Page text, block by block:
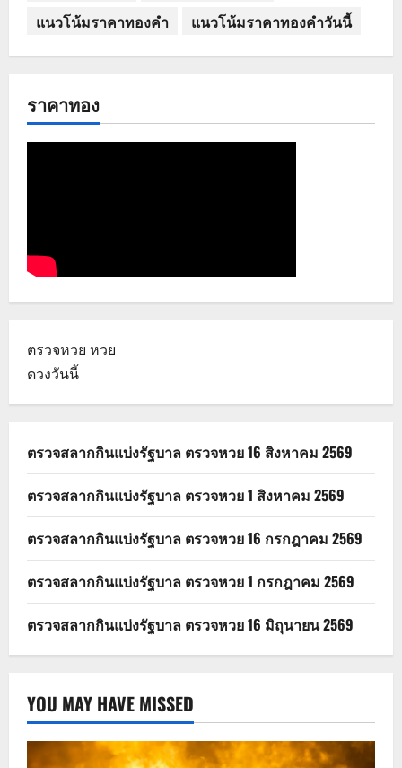
แนวโน้มราคาทองคำ
แนวโน้มราคาทองคำวันนี้
ราคาทอง
ตรวจหวย หวย
ดวงวันนี้
ตรวจสลากกินแบ่งรัฐบาล ตรวจหวย 16 สิงหาคม 2569
ตรวจสลากกินแบ่งรัฐบาล ตรวจหวย 1 สิงหาคม 2569
ตรวจสลากกินแบ่งรัฐบาล ตรวจหวย 16 กรกฎาคม 2569
ตรวจสลากกินแบ่งรัฐบาล ตรวจหวย 1 กรกฎาคม 2569
ตรวจสลากกินแบ่งรัฐบาล ตรวจหวย 16 มิถุนายน 2569
YOU MAY HAVE MISSED